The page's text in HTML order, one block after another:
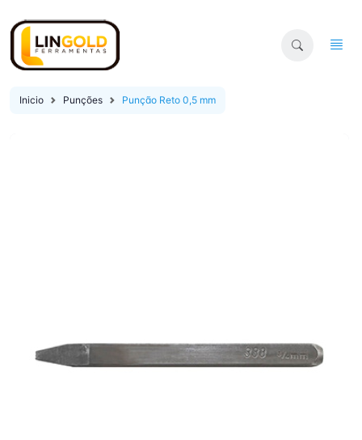
Inicio Punções Punção Reto 0,5 mm